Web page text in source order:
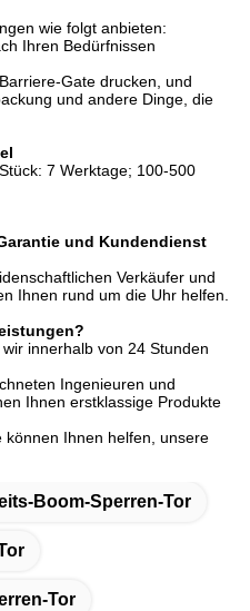
wie folgt anbieten:
Ihren Bedürfnissen
Gate drucken, und
und andere Dinge, die
7 Werktage; 100-500
und Kundendienst
Verkäufer und
Ihnen rund um die Uhr helfen.
innerhalb von 24 Stunden
Ingenieuren und
Ihnen erstklassige Produkte
Ihnen helfen, unsere
Boom-Sperren-Tor
Tor